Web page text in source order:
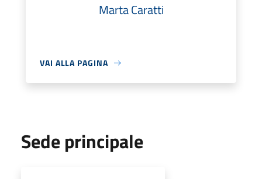
Marta Caratti
VAI ALLA PAGINA
Sede principale